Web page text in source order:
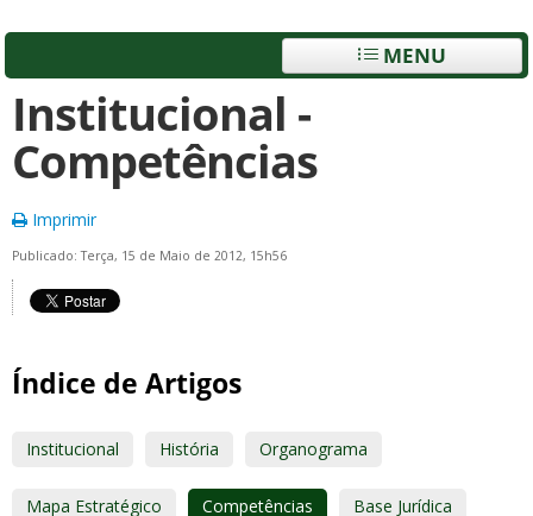
MENU
Institucional -
Competências
Imprimir
Publicado: Terça, 15 de Maio de 2012, 15h56
Índice de Artigos
Institucional História Organograma
Mapa Estratégico Competências Base Jurídica